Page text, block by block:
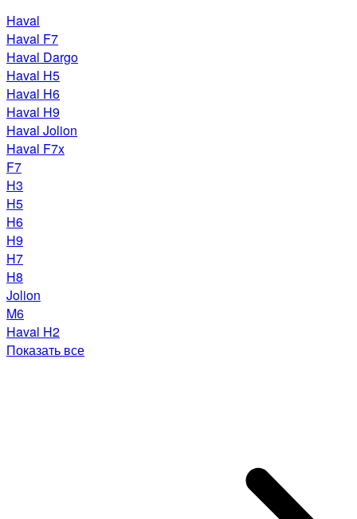
Haval
Haval F7
Haval Dargo
Haval H5
Haval H6
Haval H9
Haval Jolion
Haval F7x
F7
H3
H5
H6
H9
H7
H8
Jolion
M6
Haval H2
Показать все